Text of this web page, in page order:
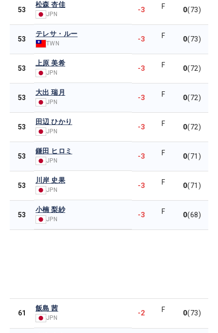
53
松森 杏佳
JPN -3 F 0(73)
53
テレサ・ルー
TWN -3 F 0(73)
53
上原 美希
JPN -3 F 0(72)
53
大出 瑞月
JPN -3 F 0(72)
53
田辺 ひかり
JPN -3 F 0(72)
53
鎌田 ヒロミ
JPN -3 F 0(71)
53
川岸 史果
JPN -3 F 0(71)
53
小楠 梨紗
JPN -3 F 0(68)
61
飯島 茜
JPN
-2 F 0(73)